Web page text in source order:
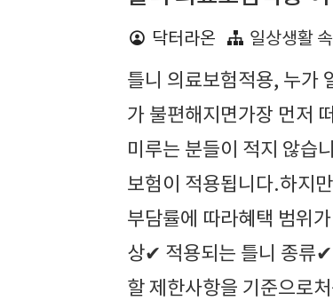
닥터라온 일상생활
틀니 의료보험적용, 누가
가 불편해지면가장 먼저
미루는 분들이 적지 않습
보험이 적용됩니다.하지
부담률에 따라혜택 범위
상✔ 적용되는 틀니 종류
할 제한사항을 기준으로